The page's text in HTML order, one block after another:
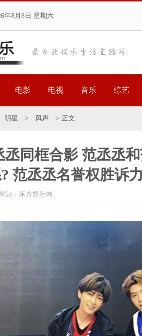
年8月8日 星期六
电影 电视 音乐 综艺
明星 > 风声 > 正文
丞同框合影 范丞丞
范丞丞名誉权胜诉
源：东方娱乐网